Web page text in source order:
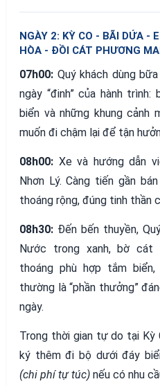
NGÀY 2: KỲ CO - BÃI DỨA -
HÒA - ĐỒI CÁT PHƯƠNG
07h00: Quý khách dùng
ngày “đinh” của hành
biển và những khung cảnh
muốn đi chậm lại để tận
08h00: Xe và hướng dẫn
Nhơn Lý. Càng tiến gần
thoáng rộng, đúng tinh thần
08h30: Đến bến thuyền,
Nước trong xanh, bờ cát
thoáng phù hợp tắm
thường là “phần thưởng”
ngày.
Trong thời gian tự do tại Kỳ
ký thêm đi bộ dưới đáy
(chi phí tự túc) nếu có nhu